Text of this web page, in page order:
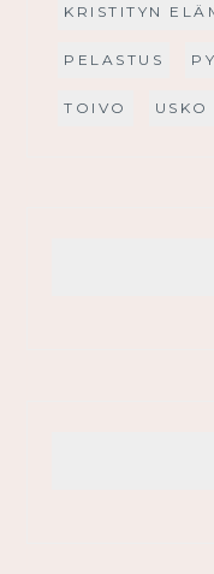
KRISTITYN
PELASTUS
TOIVO USKO